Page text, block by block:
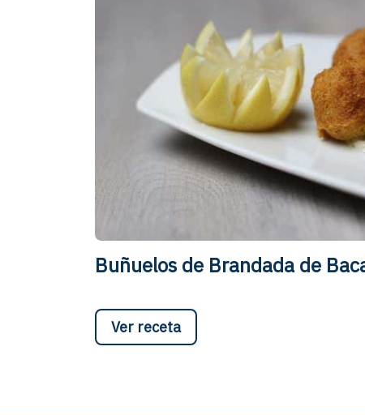
Buñuelos de Brandada de
Ver receta